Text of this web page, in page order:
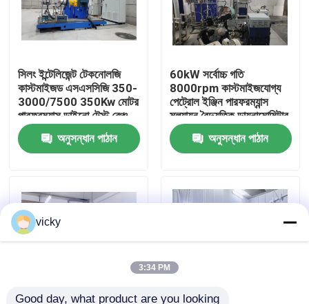
কারখানা ভ্রমণ
গুণগত মান নিয়ন্ত্রণ
যোগাযোগ করুন
মামলা
হাই স্পিড ডায়নামিটার
সিলং ইন্টেলিজেন্ট টেকনোলজি
কাস্টমাইজড এসএসসিজি 350-
3000/7500 350Kw মোটর
পারফরম্যান্স ডাইনো টেস্ট বেঞ্চ
অনুসন্ধান পাঠান
60kW সর্বোচ্চ গতি
8000rpm কাস্টমাইজযোগ্য
পেট্রোল ইঞ্জিন পারফরম্যান্স
মূল্যায়ন বৈদ্যুতিক ডায়নামোমিটার
টেস্ট বেঞ্চ সিস্টেম
অনুসন্ধান পাঠান
vicky
3:34 PM
Good day, what product are you looking